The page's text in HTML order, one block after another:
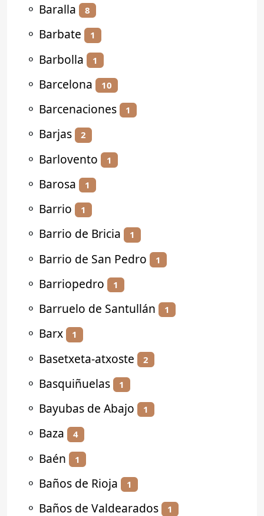
⚬ Baralla 8
⚬ Barbate 1
⚬ Barbolla 1
⚬ Barcelona 10
⚬ Barcenaciones 1
⚬ Barjas 2
⚬ Barlovento 1
⚬ Barosa 1
⚬ Barrio 1
⚬ Barrio de Bricia 1
⚬ Barrio de San Pedro 1
⚬ Barriopedro 1
⚬ Barruelo de Santullán 1
⚬ Barx 1
⚬ Basetxeta-atxoste 2
⚬ Basquiñuelas 1
⚬ Bayubas de Abajo 1
⚬ Baza 4
⚬ Baén 1
⚬ Baños de Rioja 1
⚬ Baños de Valdearados 1